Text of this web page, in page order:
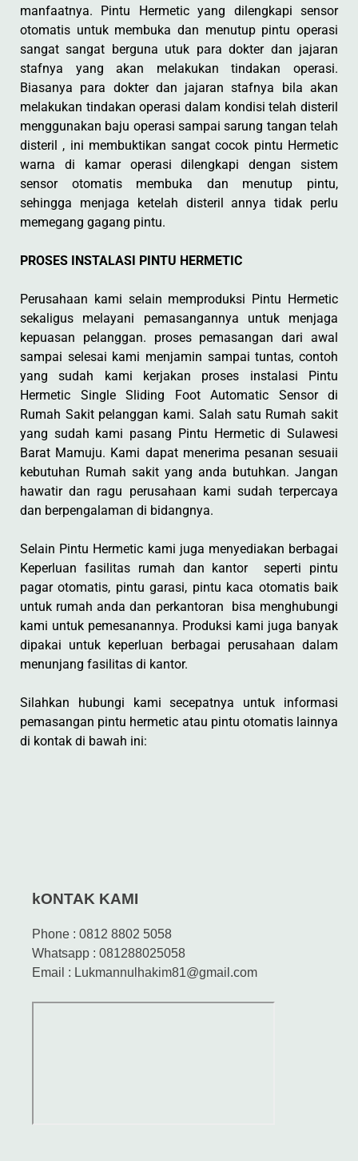
manfaatnya. Pintu Hermetic yang dilengkapi sensor
otomatis untuk membuka dan menutup pintu operasi
sangat sangat berguna utuk para dokter dan jajaran
stafnya yang akan melakukan tindakan operasi.
Biasanya para dokter dan jajaran stafnya bila akan
melakukan tindakan operasi dalam kondisi telah disteril
menggunakan baju operasi sampai sarung tangan telah
disteril , ini membuktikan sangat cocok pintu Hermetic
warna di kamar operasi dilengkapi dengan sistem
sensor otomatis membuka dan menutup pintu,
sehingga menjaga ketelah disteril annya tidak perlu
memegang gagang pintu.
PROSES INSTALASI PINTU HERMETIC
Perusahaan kami selain memproduksi Pintu Hermetic
sekaligus melayani pemasangannya untuk menjaga
kepuasan pelanggan. proses pemasangan dari awal
sampai selesai kami menjamin sampai tuntas, contoh
yang sudah kami kerjakan proses instalasi Pintu
Hermetic Single Sliding Foot Automatic Sensor di
Rumah Sakit pelanggan kami. Salah satu Rumah sakit
yang sudah kami pasang Pintu Hermetic di Sulawesi
Barat Mamuju. Kami dapat menerima pesanan sesuaii
kebutuhan Rumah sakit yang anda butuhkan. Jangan
hawatir dan ragu perusahaan kami sudah terpercaya
dan berpengalaman di bidangnya.
Selain Pintu Hermetic kami juga menyediakan berbagai
Keperluan fasilitas rumah dan kantor seperti pintu
pagar otomatis, pintu garasi, pintu kaca otomatis baik
untuk rumah anda dan perkantoran bisa menghubungi
kami untuk pemesanannya. Produksi kami juga banyak
dipakai untuk keperluan berbagai perusahaan dalam
menunjang fasilitas di kantor.
Silahkan hubungi kami secepatnya untuk informasi
pemasangan pintu hermetic atau pintu otomatis lainnya
di kontak di bawah ini:
kONTAK KAMI
Phone : 0812 8802 5058
Whatsapp : 081288025058
Email : Lukmannulhakim81@gmail.com